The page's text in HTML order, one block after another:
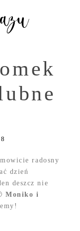
radosny
dzień
deszcz nie
Moniko i